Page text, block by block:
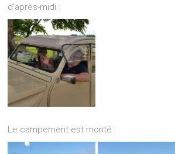
d’après-midi :
Le campement est monté :